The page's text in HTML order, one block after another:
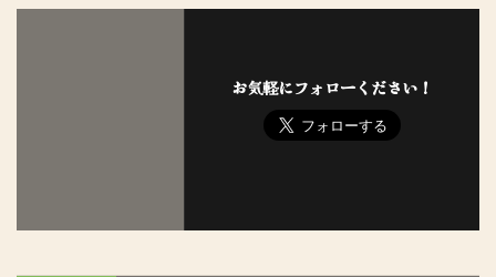
お気軽にフォローください！